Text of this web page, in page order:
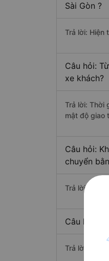
Sài Gòn ?
Trả lời: Hiện
Câu hỏi:
xe khách?
Trả lời: Thời
mật độ giao
Câu hỏi:
chuyển
Trả lời:
Câu hỏi:
Trả lời: